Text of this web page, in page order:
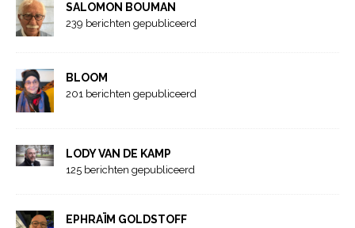
SALOMON BOUMAN
239 berichten gepubliceerd
BLOOM
201 berichten gepubliceerd
LODY VAN DE KAMP
125 berichten gepubliceerd
EPHRAÏM GOLDSTOFF